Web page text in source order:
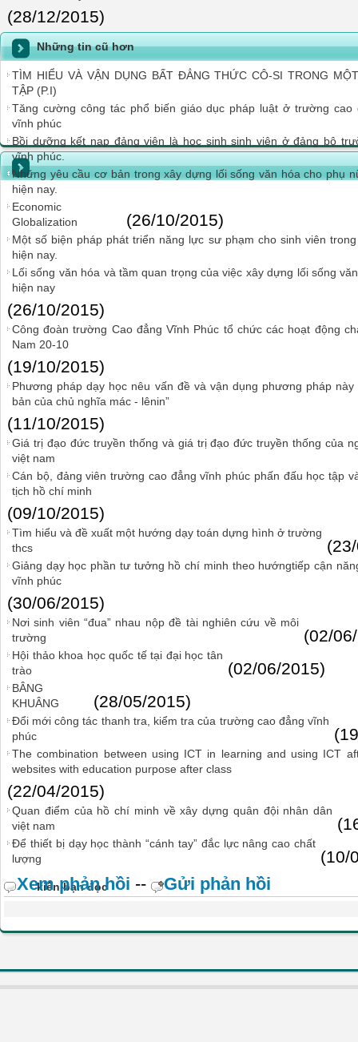
(28/12/2015)
Những tin cũ hơn
TÌM HIỂU VÀ VẬN DỤNG BẤT ĐẲNG THỨC CÔ-SI TRONG
TẬP (P.I)
Tăng cường công tác phổ biến giáo dục pháp luật ở trường cao
vĩnh phúc
Bồi dưỡng kết nạp đảng viên là học sinh sinh viên ở đảng bộ
vĩnh phúc.
Những yêu cầu cơ bản trong xây dựng lối sống văn hóa cho phụ
hiện nay.
Economic
Globalization
(26/10/2015)
Một số biện pháp phát triển năng lực sư phạm cho sinh viên
hiện nay.
Lối sống văn hóa và tầm quan trọng của việc xây dựng lối sống
hiện nay
(26/10/2015)
Công đoàn trường Cao đẳng Vĩnh Phúc tổ chức các hoạt động
Nam 20-10
(19/10/2015)
Phương pháp dạy học nêu vấn đề và vận dụng phương pháp
bản của chủ nghĩa mác - lênin”
(11/10/2015)
Giá trị đạo đức truyền thống và giá trị đạo đức truyền thống của
việt nam
Cán bộ, đảng viên trường cao đẳng vĩnh phúc phấn đấu học tập
tịch hồ chí minh
(09/10/2015)
Tìm hiểu và đề xuất một hướng dạy toán dựng hình ở trường
thcs
Giảng dạy học phần tư tưởng hồ chí minh theo hướngtiếp cận
vĩnh phúc
(30/06/2015)
Nơi sinh viên “đua” nhau nộp đề tài nghiên cứu về môi
trường
(02/
Hội thảo khoa học quốc tế tại đại học tân
trào
(02/06/2015)
BÂNG
KHUÂNG
(28/05/2015)
Đổi mới công tác thanh tra, kiểm tra của trường cao đẳng vĩnh
phúc
The combination between using ICT in learning and using ICT
websites with education purpose after class
(22/04/2015)
Quan điểm của hồ chí minh về xây dựng quân đội nhân dân
việt nam
Để thiết bị dạy học thành “cánh tay” đắc lực nâng cao chất
lượng
(10/
kiến bạn đọc
Xem phản hồi -- Gửi phản hồi